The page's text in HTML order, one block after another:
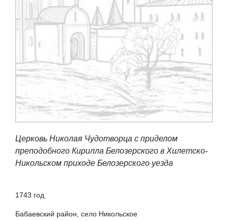
Церковь Николая Чудотворца с приделом
преподобного Кирилла Белозерского в Хилетско-
Никольском приходе Белозерского уезда
1743 год
Бабаевский район, село Никольское